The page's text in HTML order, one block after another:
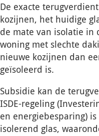
De exacte
kozijnen, het huidige
de mate van isolatie in
woning met slechte
nieuwe kozijnen dan
geïsoleerd is.
Subsidie kan de
ISDE-regeling
en energiebesparing)
isolerend glas,